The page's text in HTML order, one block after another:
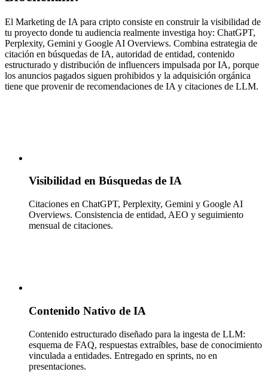
El Marketing de IA para cripto consiste en construir la visibilidad de
tu proyecto donde tu audiencia realmente investiga hoy: ChatGPT,
Perplexity, Gemini y Google AI Overviews. Combina estrategia de
citación en búsquedas de IA, autoridad de entidad, contenido
estructurado y distribución de influencers impulsada por IA, porque
los anuncios pagados siguen prohibidos y la adquisición orgánica
tiene que provenir de recomendaciones de IA y citaciones de LLM.
Visibilidad en Búsquedas de IA
Citaciones en ChatGPT, Perplexity, Gemini y Google AI
Overviews. Consistencia de entidad, AEO y seguimiento
mensual de citaciones.
Contenido Nativo de IA
Contenido estructurado diseñado para la ingesta de LLM:
esquema de FAQ, respuestas extraíbles, base de conocimiento
vinculada a entidades. Entregado en sprints, no en
presentaciones.